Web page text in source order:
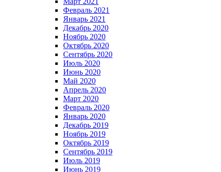
Февраль 2021
Январь 2021
Декабрь 2020
Ноябрь 2020
Октябрь 2020
Сентябрь 2020
Июль 2020
Июнь 2020
Май 2020
Апрель 2020
Март 2020
Февраль 2020
Январь 2020
Декабрь 2019
Ноябрь 2019
Октябрь 2019
Сентябрь 2019
Июль 2019
Июнь 2019